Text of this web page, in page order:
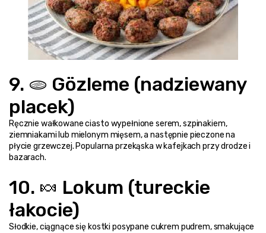
9. 🫓 Gözleme (nadziewany
placek)
Ręcznie wałkowane ciasto wypełnione serem, szpinakiem,
ziemniakami lub mielonym mięsem, a następnie pieczone na
płycie grzewczej. Popularna przekąska w kafejkach przy drodze i
bazarach.
10. 🍬 Lokum (tureckie
łakocie)
Słodkie, ciągnące się kostki posypane cukrem pudrem, smakujące